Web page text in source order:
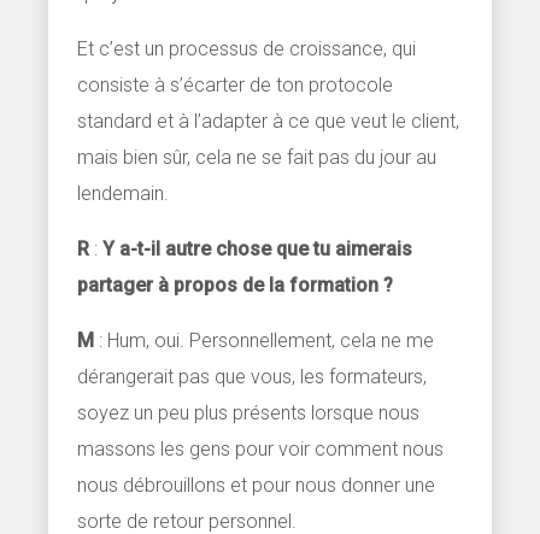
Et c’est un processus de croissance, qui
consiste à s’écarter de ton protocole
standard et à l’adapter à ce que veut le client,
mais bien sûr, cela ne se fait pas du jour au
lendemain.
R : Y a-t-il autre chose que tu aimerais
partager à propos de la formation ?
M : Hum, oui. Personnellement, cela ne me
dérangerait pas que vous, les formateurs,
soyez un peu plus présents lorsque nous
massons les gens pour voir comment nous
nous débrouillons et pour nous donner une
sorte de retour personnel.